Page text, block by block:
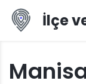
İlçe